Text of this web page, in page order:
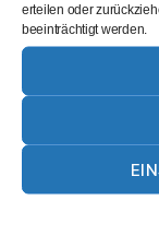
erteilen oder
beeinträchtigt werden.